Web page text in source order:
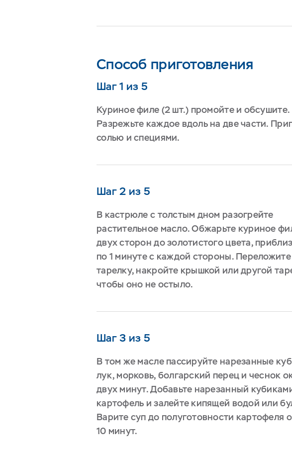
Способ приготовления
Шаг 1 из 5
Куриное филе (2 шт.) промойте и обсушите.
Разрежьте каждое вдоль на две части.
солью и специями.
Шаг 2 из 5
В кастрюле с толстым дном разогрейте
растительное масло. Обжарьте куриное
двух сторон до золотистого цвета,
по 1 минуте с каждой стороны.
тарелку, накройте крышкой или другой
чтобы оно не остыло.
Шаг 3 из 5
В том же масле пассируйте нарезанные
лук, морковь, болгарский перец и чеснок
двух минут. Добавьте нарезанный
картофель и залейте кипящей водой или
Варите суп до полуготовности картофеля
10 минут.